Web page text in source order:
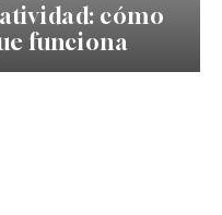
cómo
funciona